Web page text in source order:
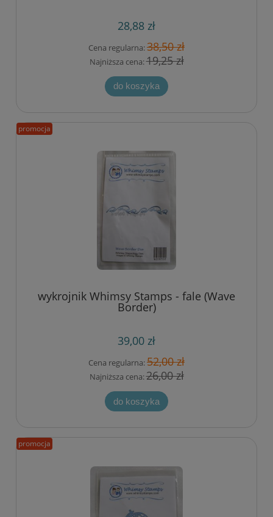
28,88 zł
Cena regularna:38,50 zł
Najniższa cena:19,25 zł
do koszyka
wykrojnik Whimsy Stamps - fale (Wave
Border)
39,00 zł
Cena regularna:52,00 zł
Najniższa cena:26,00 zł
do koszyka
promocja
promocja